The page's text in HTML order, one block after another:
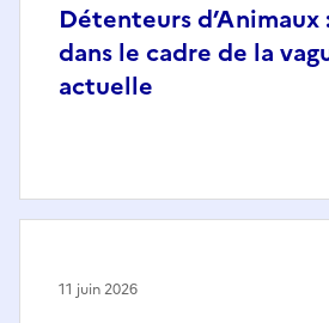
Détenteurs d’Animaux
dans le cadre de la
actuelle
11 juin 2026